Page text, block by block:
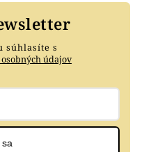
súhlasíte s
údajov
sa